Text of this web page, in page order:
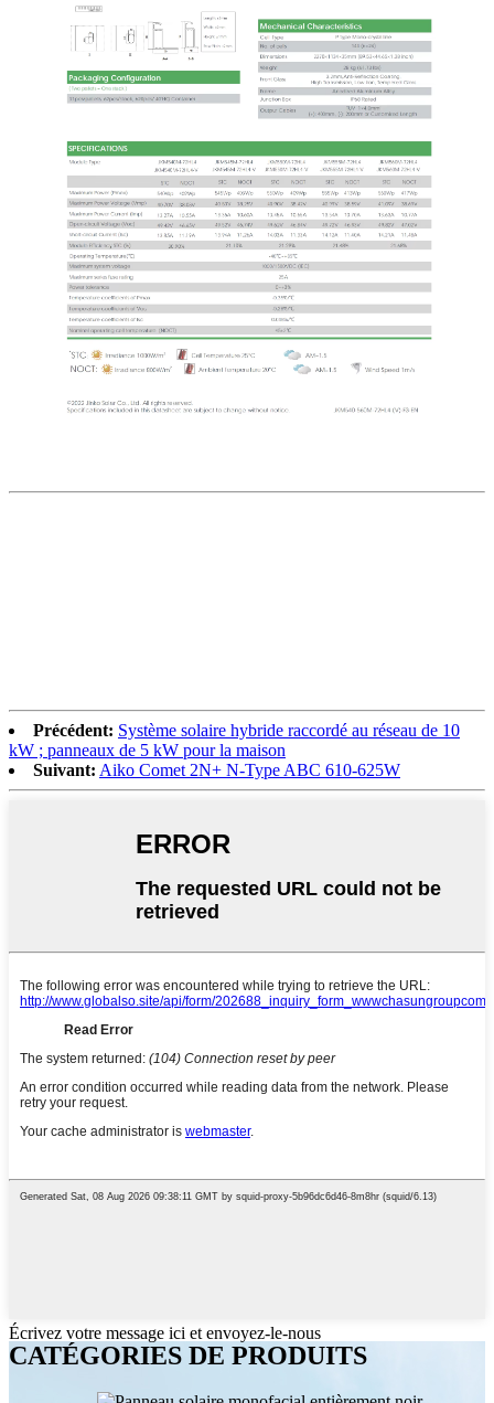
Précédent: Système solaire hybride raccordé au réseau de 10
kW ; panneaux de 5 kW pour la maison
Suivant: Aiko Comet 2N+ N-Type ABC 610-625W
Écrivez votre message ici et envoyez-le-nous
CATÉGORIES DE PRODUITS